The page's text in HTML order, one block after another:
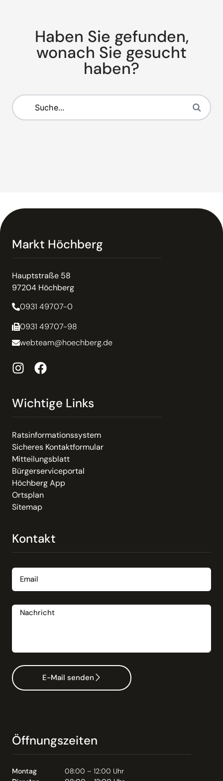
Haben Sie gefunden,
wonach Sie gesucht
haben?
Markt Höchberg
Hauptstraße 58
97204 Höchberg
0931 49707-0
0931 49707-98
webteam@hoechberg.de
Wichtige Links
Ratsinformationssystem
Sicheres Kontaktformular
Mitteilungsblatt
Bürgerserviceportal
Höchberg App
Ortsplan
Sitemap
Kontakt
E-Mail senden
Öffnungszeiten
Montag
08:00 – 12:00 Uhr